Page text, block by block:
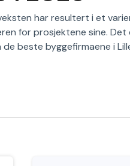
har resultert i et
for prosjektene sine. Det
beste byggefirmaene i